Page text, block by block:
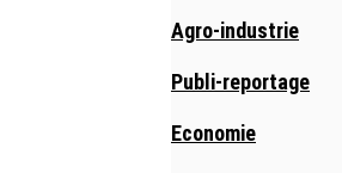
Agro-industrie
Publi-reportage
Economie